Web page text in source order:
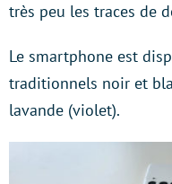
très peu les traces de
Le smartphone est
traditionnels noir et
lavande (violet).